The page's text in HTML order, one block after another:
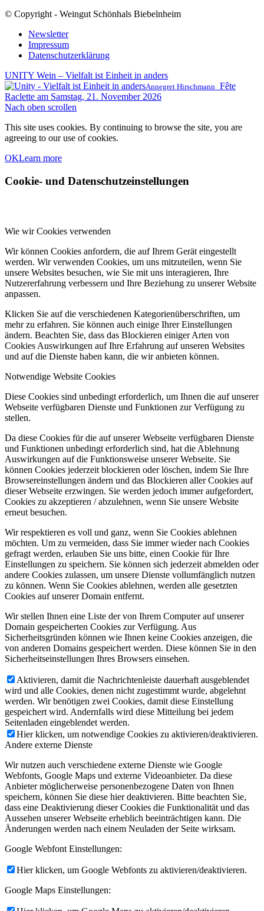
© Copyright - Weingut Schönhals Biebelnheim
Newsletter
Impressum
Datenschutzerklärung
UNITY Wein – Vielfalt ist Einheit in anders
Annegret Hirschmann Fête
Raclette am Samstag, 21. November 2026
Nach oben scrollen
This site uses cookies. By continuing to browse the site, you are
agreeing to our use of cookies.
OKLearn more
Cookie- und Datenschutzeinstellungen
Wie wir Cookies verwenden
Wir können Cookies anfordern, die auf Ihrem Gerät eingestellt
werden. Wir verwenden Cookies, um uns mitzuteilen, wenn Sie
unsere Websites besuchen, wie Sie mit uns interagieren, Ihre
Nutzererfahrung verbessern und Ihre Beziehung zu unserer Website
anpassen.
Klicken Sie auf die verschiedenen Kategorienüberschriften, um
mehr zu erfahren. Sie können auch einige Ihrer Einstellungen
ändern. Beachten Sie, dass das Blockieren einiger Arten von
Cookies Auswirkungen auf Ihre Erfahrung auf unseren Websites
und auf die Dienste haben kann, die wir anbieten können.
Notwendige Website Cookies
Diese Cookies sind unbedingt erforderlich, um Ihnen die auf unserer
Webseite verfügbaren Dienste und Funktionen zur Verfügung zu
stellen.
Da diese Cookies für die auf unserer Webseite verfügbaren Dienste
und Funktionen unbedingt erforderlich sind, hat die Ablehnung
Auswirkungen auf die Funktionsweise unserer Webseite. Sie
können Cookies jederzeit blockieren oder löschen, indem Sie Ihre
Browsereinstellungen ändern und das Blockieren aller Cookies auf
dieser Webseite erzwingen. Sie werden jedoch immer aufgefordert,
Cookies zu akzeptieren / abzulehnen, wenn Sie unsere Website
erneut besuchen.
Wir respektieren es voll und ganz, wenn Sie Cookies ablehnen
möchten. Um zu vermeiden, dass Sie immer wieder nach Cookies
gefragt werden, erlauben Sie uns bitte, einen Cookie für Ihre
Einstellungen zu speichern. Sie können sich jederzeit abmelden oder
andere Cookies zulassen, um unsere Dienste vollumfänglich nutzen
zu können. Wenn Sie Cookies ablehnen, werden alle gesetzten
Cookies auf unserer Domain entfernt.
Wir stellen Ihnen eine Liste der von Ihrem Computer auf unserer
Domain gespeicherten Cookies zur Verfügung. Aus
Sicherheitsgründen können wie Ihnen keine Cookies anzeigen, die
von anderen Domains gespeichert werden. Diese können Sie in den
Sicherheitseinstellungen Ihres Browsers einsehen.
Aktivieren, damit die Nachrichtenleiste dauerhaft ausgeblendet
wird und alle Cookies, denen nicht zugestimmt wurde, abgelehnt
werden. Wir benötigen zwei Cookies, damit diese Einstellung
gespeichert wird. Andernfalls wird diese Mitteilung bei jedem
Seitenladen eingeblendet werden.
Hier klicken, um notwendige Cookies zu aktivieren/deaktivieren.
Andere externe Dienste
Wir nutzen auch verschiedene externe Dienste wie Google
Webfonts, Google Maps und externe Videoanbieter. Da diese
Anbieter möglicherweise personenbezogene Daten von Ihnen
speichern, können Sie diese hier deaktivieren. Bitte beachten Sie,
dass eine Deaktivierung dieser Cookies die Funktionalität und das
Aussehen unserer Webseite erheblich beeinträchtigen kann. Die
Änderungen werden nach einem Neuladen der Seite wirksam.
Google Webfont Einstellungen:
Hier klicken, um Google Webfonts zu aktivieren/deaktivieren.
Google Maps Einstellungen: